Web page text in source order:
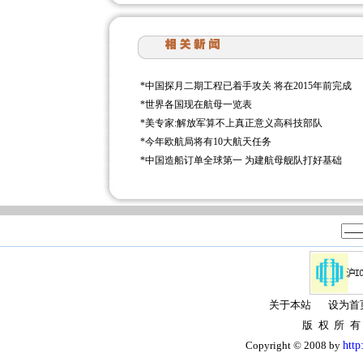
*中国探月二期工程已着手攻关 将在2015年前完成
*世界各国现在航母一览表
*美专家:解放军算不上真正意义高科技部队
*今年欧航局将有10大航天任务
*中国造船订单全球第一 为建航母舰队打好基础